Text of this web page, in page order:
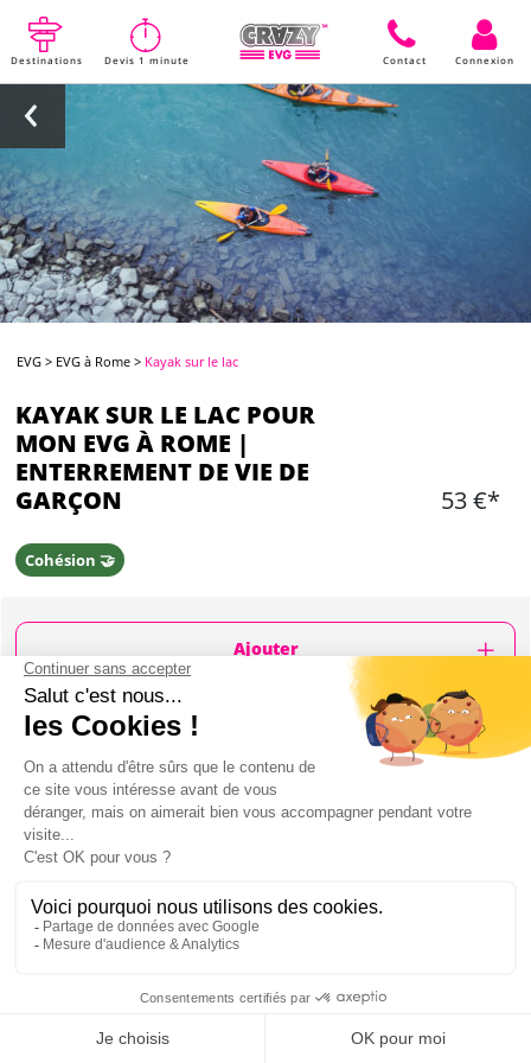
Destinations Devis 1 minute Contact Connexion
EVG > EVG à Rome > Kayak sur le lac
KAYAK SUR LE LAC POUR
MON EVG À ROME |
ENTERREMENT DE VIE DE
GARÇON
53 €*
Cohésion 🤝
Ajouter
CONTENU
Kayak sur le lac
Durée: 3 heures
du centre-ville de Rome
Briefing de sécurité
Équipement
Instructeur (guide)
et vous montrera des points historiques
Pause baignade (entre mars et octobre)
Mon EVG à Rome